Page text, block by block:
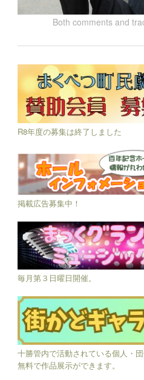
Both comments and
R8年度の募集は終了しました
掲載広告募集中！
毎月第３日曜日開催。
十勝管内で活動されている個人・
無料で作品展示ができます。